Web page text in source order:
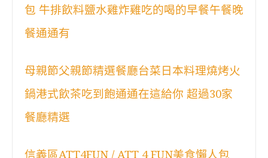
包 牛排飲料鹽水雞炸雞吃的喝的早餐午餐晚
餐通通有
母親節父親節精選餐廳台菜日本料理燒烤火
鍋港式飲茶吃到飽通通在這給你 超過30家
餐廳精選
信義區ATT4FUN / ATT 4 FUN美食懶人包